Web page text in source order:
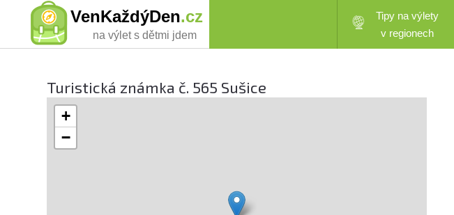
VenKaždýDen.cz
na výlet s dětmi jdem
Tipy na výlety
v regionech
Turistická známka č. 565 Sušice
+
−